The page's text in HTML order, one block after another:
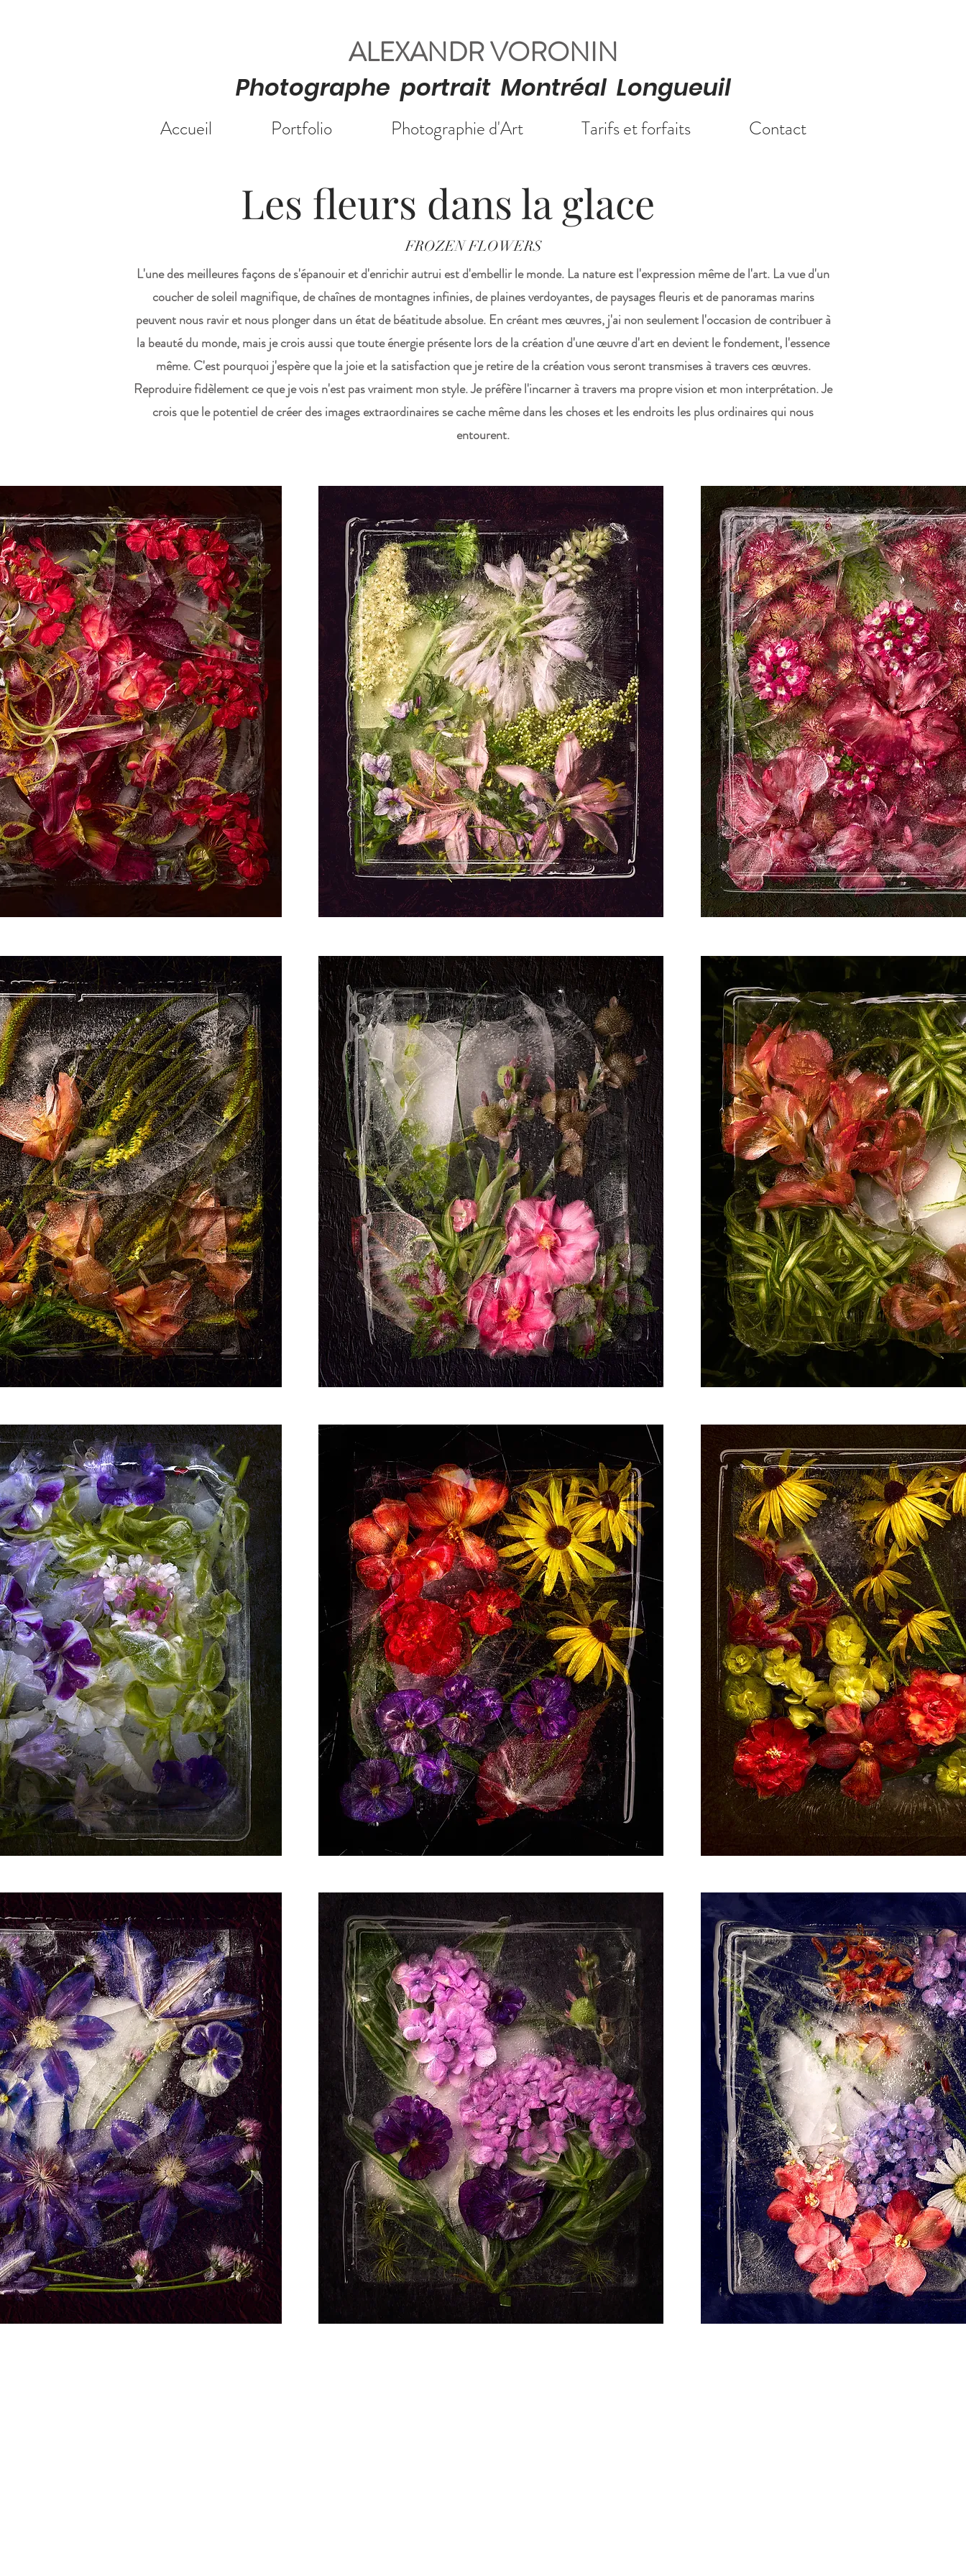
ALEXANDR VORONIN
Photographe portrait Montréal Longueuil
Accueil Portfolio Photographie d'Art Tarifs et forfaits Contact
Les fleurs dans la glace
FROZEN FLOWERS
L'une des meilleures façons de s'épanouir et d'enrichir autrui est d'embellir le monde. La nature est l'expression même de l'art. La vue d'un
coucher de soleil magnifique, de chaînes de montagnes infinies, de plaines verdoyantes, de paysages fleuris et de panoramas marins
peuvent nous ravir et nous plonger dans un état de béatitude absolue. En créant mes œuvres, j'ai non seulement l'occasion de contribuer à
la beauté du monde, mais je crois aussi que toute énergie présente lors de la création d'une œuvre d'art en devient le fondement, l'essence
même. C'est pourquoi j'espère que la joie et la satisfaction que je retire de la création vous seront transmises à travers ces œuvres.
Reproduire fidèlement ce que je vois n'est pas vraiment mon style. Je préfère l'incarner à travers ma propre vision et mon interprétation. Je
crois que le potentiel de créer des images extraordinaires se cache même dans les choses et les endroits les plus ordinaires qui nous
entourent.